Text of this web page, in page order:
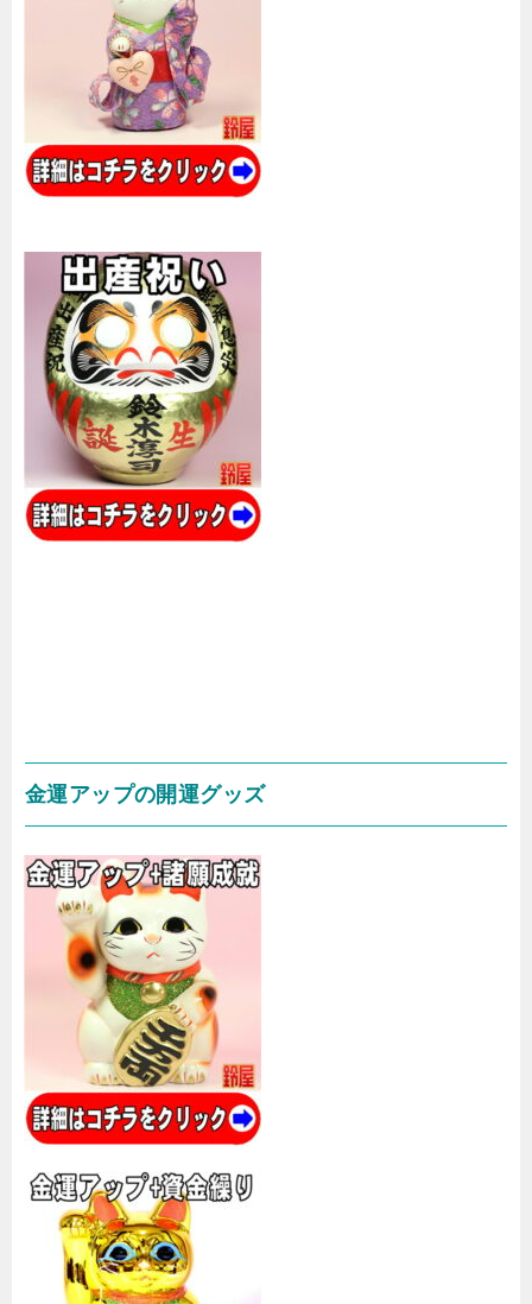
金運アップの開運グッズ